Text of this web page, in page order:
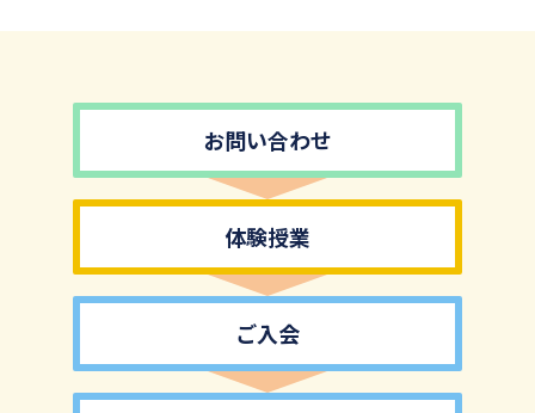
お問い合わせ
体験授業
ご入会